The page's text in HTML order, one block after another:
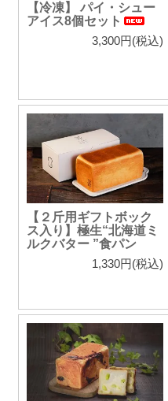
【冷凍】 パイ・シュー
アイス8個セット
3,300円(税込)
【２斤用ギフトボック
ス入り】極生“北海道ミ
ルクバター ”食パン
1,330円(税込)